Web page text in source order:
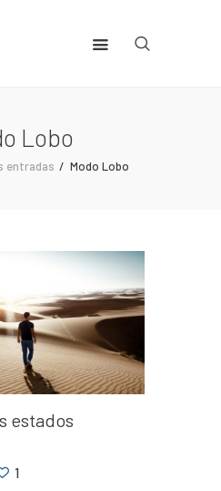
Lobo
entradas Modo Lobo
sin vender
estados
1